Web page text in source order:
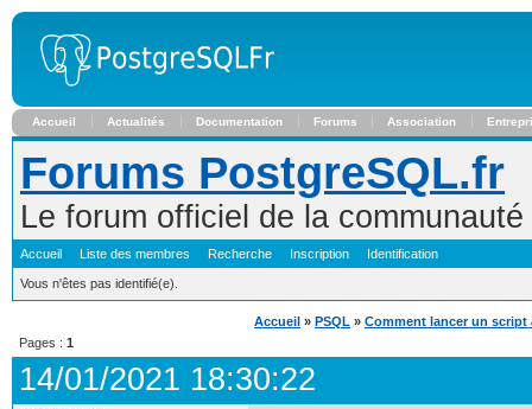
Accueil Actualités Documentation Forums Association
Forums PostgreSQL.fr
Le forum officiel de la
Accueil Liste des membres Recherche Inscription Identification
Vous n'êtes pas identifié(e).
Accueil » PSQL » Comment lancer un script
Pages : 1
14/01/2021 18:30:22